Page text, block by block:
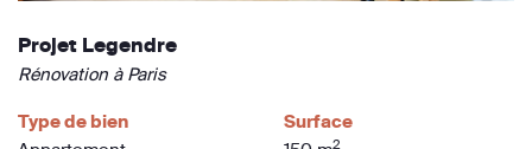
Projet Legendre
Rénovation à Paris
Type de bien
Surface
2